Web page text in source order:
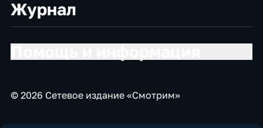
Журнал
© 2026 Сетевое издание «Смотрим»